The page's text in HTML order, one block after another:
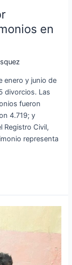
en
enero y junio de
divorcios. Las
fueron
4.719; y
Registro Civil,
representa